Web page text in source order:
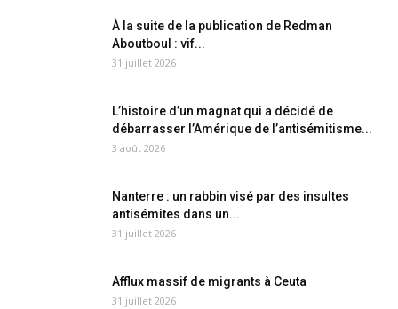
À la suite de la publication de Redman
Aboutboul : vif...
31 juillet 2026
L’histoire d’un magnat qui a décidé de
débarrasser l’Amérique de l’antisémitisme...
3 août 2026
Nanterre : un rabbin visé par des insultes
antisémites dans un...
31 juillet 2026
Afflux massif de migrants à Ceuta
31 juillet 2026